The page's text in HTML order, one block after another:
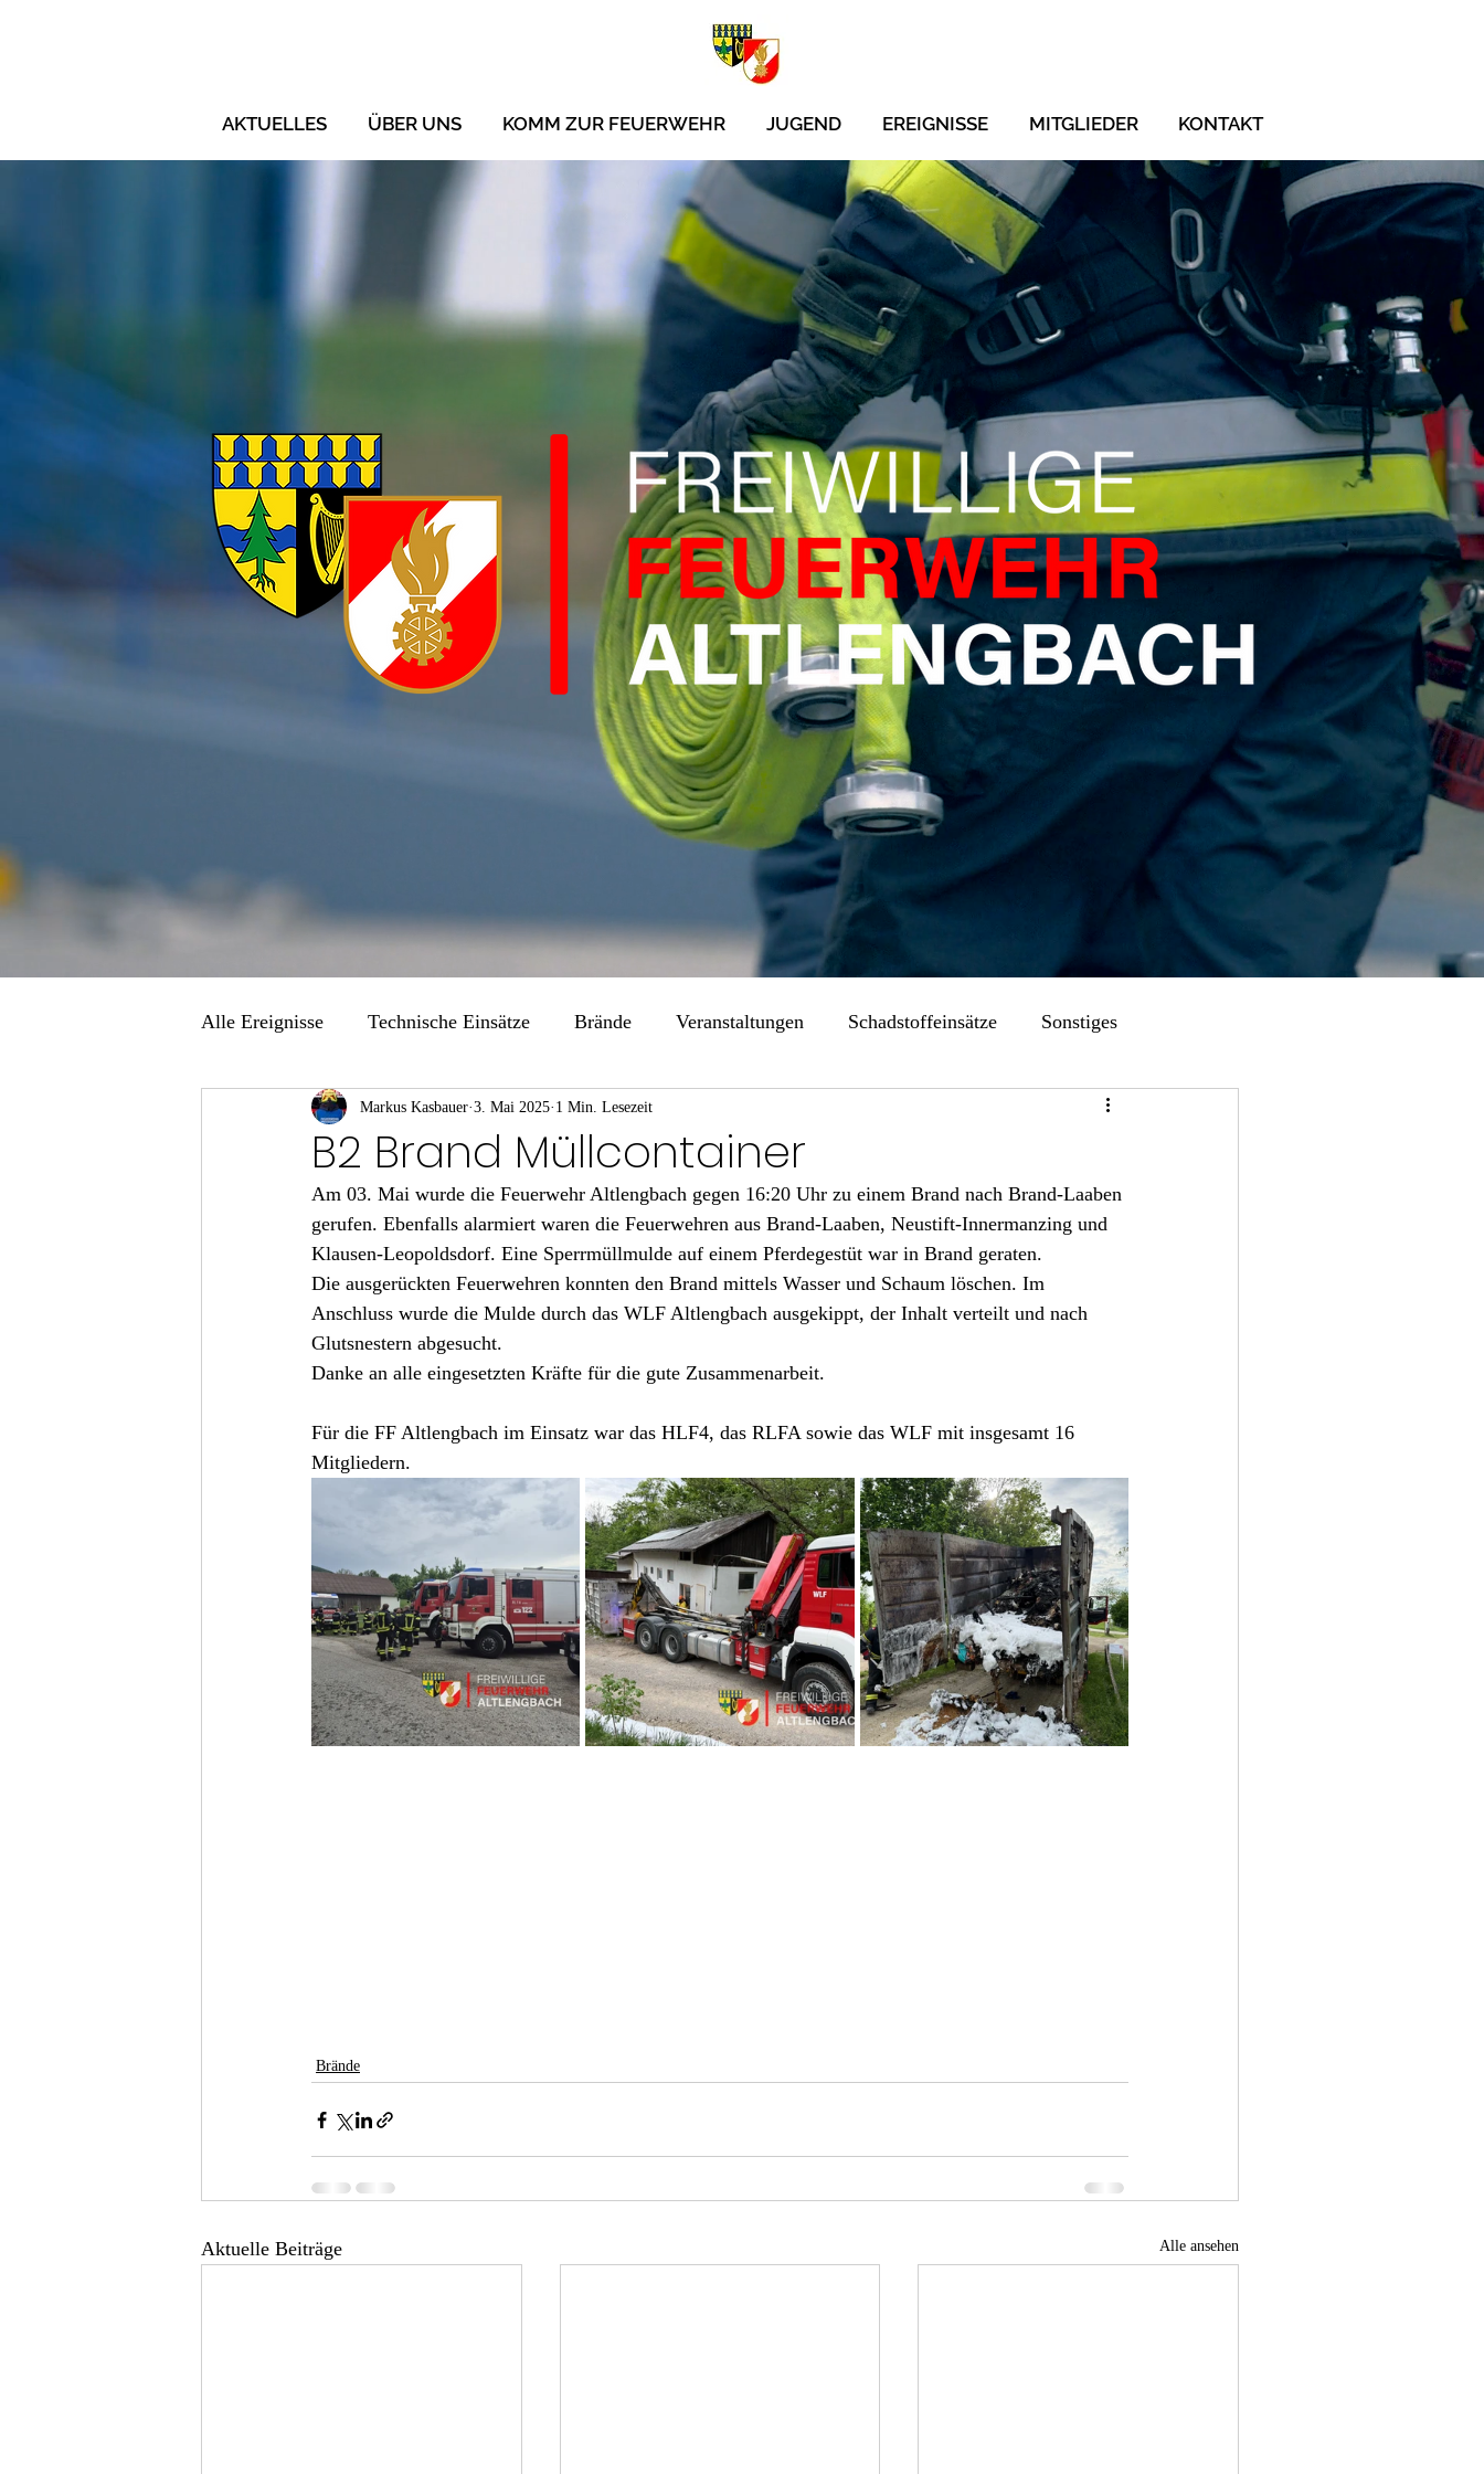
AKTUELLES ÜBER UNS KOMM ZUR FEUERWEHR JUGEND EREIGNISSE MITGLIEDER KONTAKT
Alle Ereignisse Technische Einsätze Brände Veranstaltungen Schadstoffeinsätze Sonstiges
Übungen
B2 Brand Müllcontainer
Markus Kasbauer 3. Mai 2025 1 Min. Lesezeit
Am 03. Mai wurde die Feuerwehr Altlengbach gegen 16:20 Uhr zu einem Brand nach Brand-Laaben
gerufen. Ebenfalls alarmiert waren die Feuerwehren aus Brand-Laaben, Neustift-Innermanzing und
Klausen-Leopoldsdorf. Eine Sperrmüllmulde auf einem Pferdegestüt war in Brand geraten.
Die ausgerückten Feuerwehren konnten den Brand mittels Wasser und Schaum löschen. Im
Anschluss wurde die Mulde durch das WLF Altlengbach ausgekippt, der Inhalt verteilt und nach
Glutsnestern abgesucht.
Danke an alle eingesetzten Kräfte für die gute Zusammenarbeit.
Für die FF Altlengbach im Einsatz war das HLF4, das RLFA sowie das WLF mit insgesamt 16
Mitgliedern.
Brände
Aktuelle Beiträge Alle ansehen